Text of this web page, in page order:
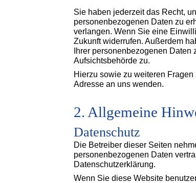
Sie haben jederzeit das Recht,
personenbezogenen Daten zu
verlangen. Wenn Sie eine
Zukunft widerrufen. Außerdem
Ihrer personenbezogenen
Aufsichtsbehörde zu.
Hierzu sowie zu weiteren
Adresse an uns wenden.
2. Allgemeine
Datenschutz
Die Betreiber dieser Seiten
personenbezogenen Daten
Datenschutzerklärung.
Wenn Sie diese Website